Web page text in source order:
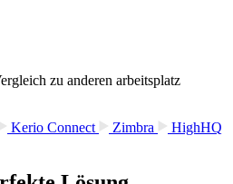
zu anderen arbeitsplatz
Kerio Connect Zimbra
HighHQ